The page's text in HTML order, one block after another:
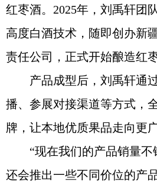
红枣酒。2025年，刘禹轩团
高度白酒技术，随即创办新
责任公司，正式开始酿造红枣
产品成型后，刘禹轩通
播、参展对接渠道等方式，
牌，让本地优质果品走向更
“现在我们的产品销量
还会推出一些不同价位的产